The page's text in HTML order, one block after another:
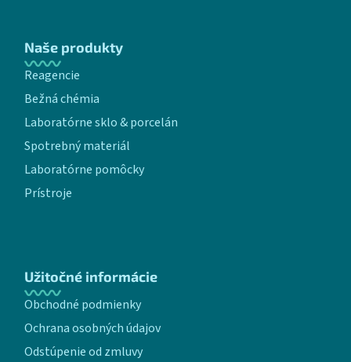
Naše produkty
Reagencie
Bežná chémia
Laboratórne sklo & porcelán
Spotrebný materiál
Laboratórne pomôcky
Prístroje
Užitočné informácie
Obchodné podmienky
Ochrana osobných údajov
Odstúpenie od zmluvy